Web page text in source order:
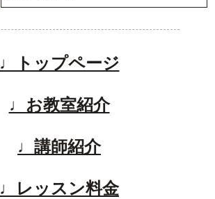
♩トップページ
♩お教室紹介
♩講師紹介
♩レッスン料金